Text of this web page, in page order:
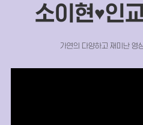
소이현♥인
가연의 다양하고 재미난 영